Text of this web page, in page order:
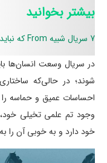
بیشتر بخوانید
7 سریال شبیه From که نباید از دست بدهید!
در سریال وسعت انسان‌ها
شوند؛ در حالی‌که
احساسات عمیق و حماسه
وجود تم علمی تخیلی
خود دارد و به خوبی آن را